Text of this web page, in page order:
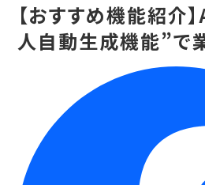
【おすすめ機能紹介
人自動生成機能”で